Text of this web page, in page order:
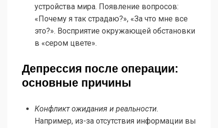
устройства мира. Появление вопросов:
«Почему я так страдаю?», «За что мне все
это?». Восприятие окружающей обстановки
в «сером цвете».
Депрессия после операции:
основные причины
Конфликт ожидания и реальности.
Например, из-за отсутствия информации вы